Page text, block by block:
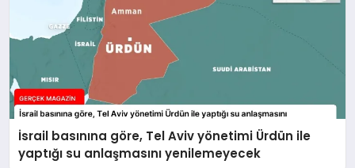
İsrail basınına göre, Tel Aviv yönetimi Ürdün ile
yaptığı su anlaşmasını yenilemeyecek